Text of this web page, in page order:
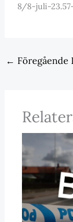
8/8-juli-
← Föregående